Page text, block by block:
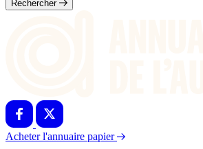
Rechercher
Acheter l'annuaire papier